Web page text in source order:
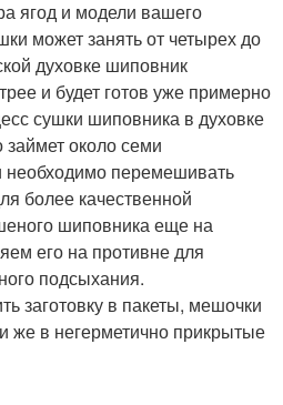
ягод и модели вашего
может занять от четырех до
духовке шиповник
и будет готов уже примерно
сушки шиповника в духовке
займет около семи
перемешивать
более качественной
шиповника еще на
его на противне для
подсыхания.
заготовку в пакеты, мешочки
же в негерметично прикрытые